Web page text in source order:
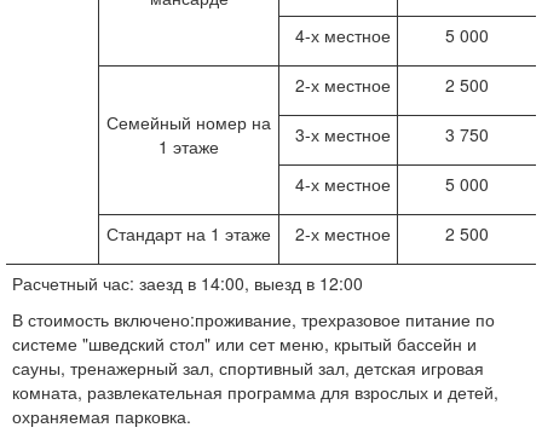
4-х местное 5 000
Семейный номер на
1 этаже
2-х местное 2 500
3-х местное 3 750
4-х местное 5 000
Стандарт на 1 этаже 2-х местное 2 500
Расчетный час: заезд в 14:00, выезд в 12:00
В стоимость включено:проживание, трехразовое питание по
системе "шведский стол" или сет меню, крытый бассейн и
сауны, тренажерный зал, спортивный зал, детская игровая
комната, развлекательная программа для взрослых и детей,
охраняемая парковка.